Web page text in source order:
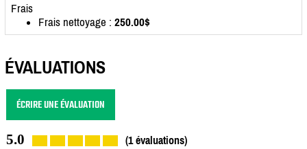
Frais
Frais nettoyage : 250.00$
ÉVALUATIONS
ÉCRIRE UNE ÉVALUATION
5.0 (1 évaluations)